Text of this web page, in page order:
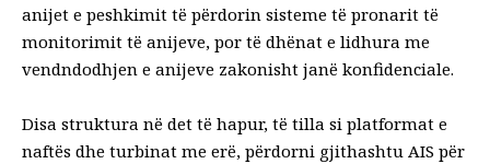
anijet e peshkimit të përdorin sisteme të pronarit të
monitorimit të anijeve, por të dhënat e lidhura me
vendndodhjen e anijeve zakonisht janë konfidenciale.
Disa struktura në det të hapur, të tilla si platformat e
naftës dhe turbinat me erë, përdorni gjithashtu AIS për